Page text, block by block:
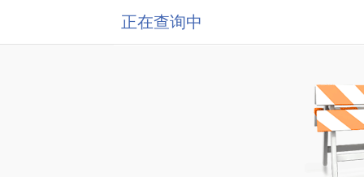
正在查询中